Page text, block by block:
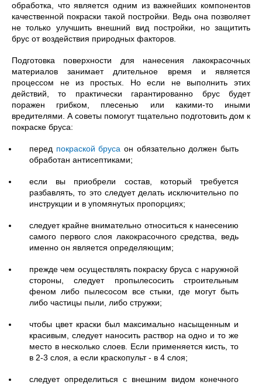
обработка, что является одним из важнейших компонентов
качественной покраски такой постройки. Ведь она позволяет
не только улучшить внешний вид постройки, но защитить
брус от воздействия природных факторов.
Подготовка поверхности для нанесения лакокрасочных
материалов занимает длительное время и является
процессом не из простых. Но если не выполнить этих
действий, то практически гарантированно брус будет
поражен грибком, плесенью или какими-то иными
вредителями. А советы помогут тщательно подготовить дом к
покраске бруса:
перед покраской бруса он обязательно должен быть
обработан антисептиками;
если вы приобрели состав, который требуется
разбавлять, то это следует делать исключительно по
инструкции и в упомянутых пропорциях;
следует крайне внимательно относиться к нанесению
самого первого слоя лакокрасочного средства, ведь
именно он является определяющим;
прежде чем осуществлять покраску бруса с наружной
стороны, следует пропылесосить строительным
феном либо пылесосом все стыки, где могут быть
либо частицы пыли, либо стружки;
чтобы цвет краски был максимально насыщенным и
красивым, следует наносить раствор на одно и то же
место в несколько слоев. Если применяется кисть, то
в 2-3 слоя, а если краскопульт - в 4 слоя;
следует определиться с внешним видом конечного